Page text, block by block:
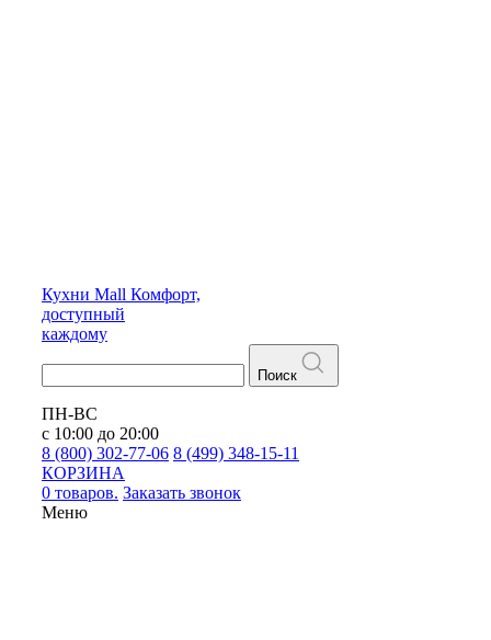
Кухни Mall Комфорт,
доступный
каждому
Поиск
ПН-ВС
с 10:00 до 20:00
8 (800) 302-77-06 8 (499) 348-15-11
КОРЗИНА
0 товаров. Заказать звонок
Меню